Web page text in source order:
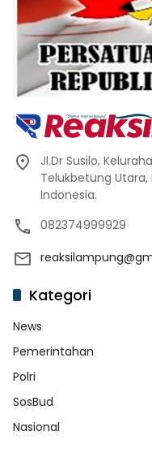
Jl.Dr Susilo,
Telukbetung
Indonesia.
082374999929
Kategori
News
Pemerintahan
Polri
SosBud
Nasional